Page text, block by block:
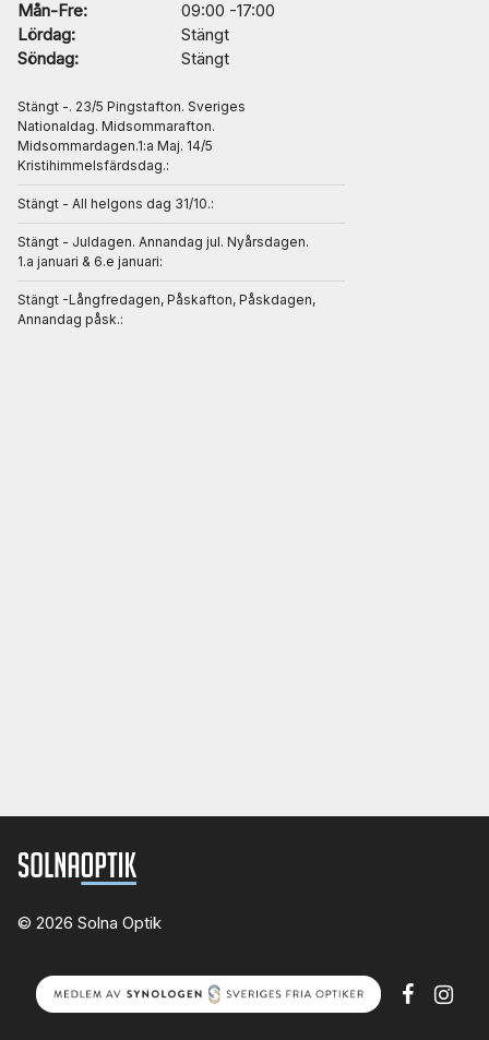
Mån-Fre:
09:00 -17:00
Lördag:
Stängt
Söndag:
Stängt
Stängt -. 23/5 Pingstafton. Sveriges
Nationaldag. Midsommarafton.
Midsommardagen.1:a Maj. 14/5
Kristihimmelsfärdsdag.:
Stängt - All helgons dag 31/10.:
Stängt - Juldagen. Annandag jul. Nyårsdagen.
1.a januari & 6.e januari:
Stängt -Långfredagen, Påskafton, Påskdagen,
Annandag påsk.:
© 2026 Solna Optik